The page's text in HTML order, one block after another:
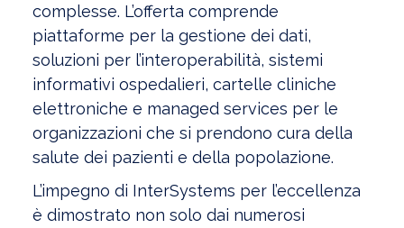
complesse. L’offerta comprende
piattaforme per la gestione dei dati,
soluzioni per l’interoperabilità, sistemi
informativi ospedalieri, cartelle cliniche
elettroniche e managed services per le
organizzazioni che si prendono cura della
salute dei pazienti e della popolazione.
L’impegno di InterSystems per l’eccellenza
è dimostrato non solo dai numerosi